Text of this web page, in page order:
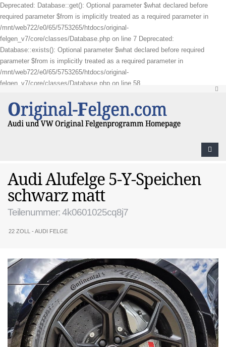
Deprecated: Database::get(): Optional parameter $what declared before
required parameter $from is implicitly treated as a required parameter in
/mnt/web722/e0/65/5753265/htdocs/original-
felgen_v7/core/classes/Database.php on line 7 Deprecated:
Database::exists(): Optional parameter $what declared before required
parameter $from is implicitly treated as a required parameter in
/mnt/web722/e0/65/5753265/htdocs/original-
felgen_v7/core/classes/Database.php on line 58
Audi Alufelge 5-Y-Speichen
schwarz matt
Teilenummer: 4k0601025cq8j7
22 ZOLL - AUDI FELGE